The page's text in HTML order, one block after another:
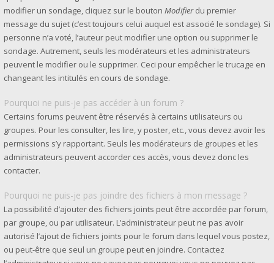
modifier un sondage, cliquez sur le bouton Modifierdu premier
message du sujet (c’est toujours celui auquel est associé le sondage). Si
personne n’a voté, l’auteur peut modifier une option ou supprimer le
sondage. Autrement, seuls les modérateurs et les administrateurs
peuvent le modifier ou le supprimer. Ceci pour empêcher le trucage en
changeant les intitulés en cours de sondage.
Pourquoi ne puis-je pas accéder à un forum ?
Certains forums peuvent être réservés à certains utilisateurs ou
groupes. Pour les consulter, les lire, y poster, etc., vous devez avoir les
permissions s’y rapportant. Seuls les modérateurs de groupes et les
administrateurs peuvent accorder ces accès, vous devez donc les
contacter.
Pourquoi ne puis-je pas joindre des fichiers à mon message ?
La possibilité d’ajouter des fichiers joints peut être accordée par forum,
par groupe, ou par utilisateur. L’administrateur peut ne pas avoir
autorisé l’ajout de fichiers joints pour le forum dans lequel vous postez,
ou peut-être que seul un groupe peut en joindre. Contactez